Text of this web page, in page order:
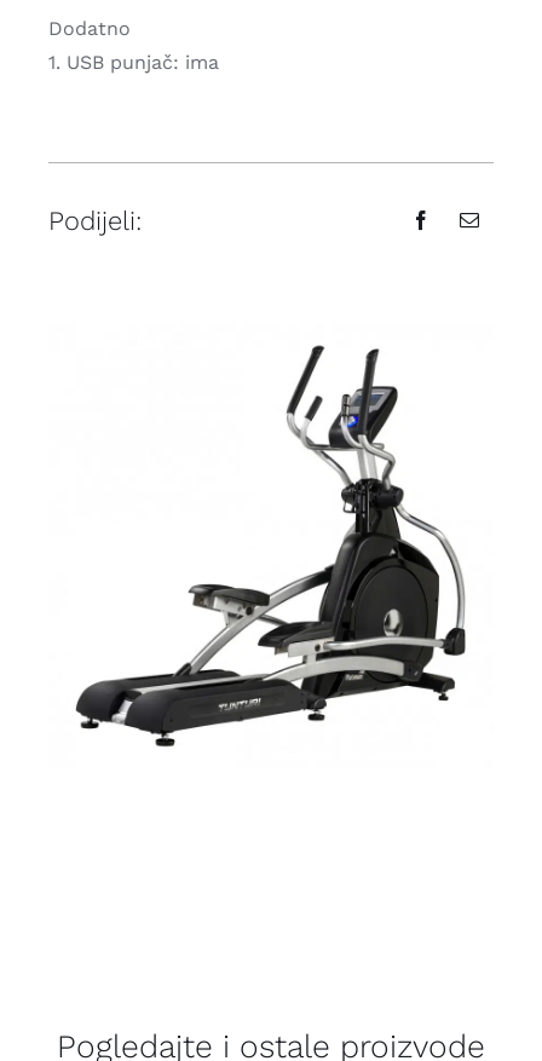
Dodatno
1. USB punjač: ima
Podijeli:
Pogledajte i ostale proizvode